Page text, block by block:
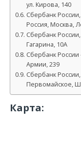
ул. Кирова, 140
Сбербанк
Россия, Москва,
Сбербанк
Гагарина, 10А
Сбербанк
Армии, 239
Сбербанк
Первомайское,
Карта: